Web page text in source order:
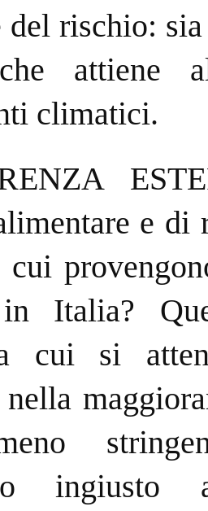
del rischio:
attiene
climatici.
e
cui
Italia?
cui si